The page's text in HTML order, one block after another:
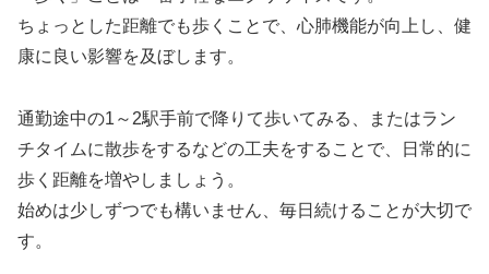
ちょっとした距離でも歩くことで、心肺機能が向上し、健
康に良い影響を及ぼします。
通勤途中の1～2駅手前で降りて歩いてみる、またはラン
チタイムに散歩をするなどの工夫をすることで、日常的に
歩く距離を増やしましょう。
始めは少しずつでも構いません、毎日続けることが大切で
す。